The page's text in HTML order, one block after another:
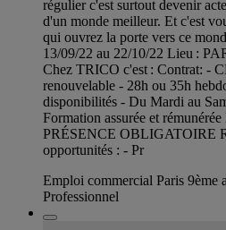
régulier c'est surtout devenir
d'un monde meilleur. Et c'est
qui ouvrez la porte vers ce
13/09/22 au 22/10/22 Lieu :
Chez TRICO c'est : Contrat: -
renouvelable - 28h ou 35h
disponibilités - Du Mardi au
Formation assurée et
PRÉSENCE OBLIGATOIRE
opportunités : - Pr
Emploi commercial Paris 9ème
Professionnel